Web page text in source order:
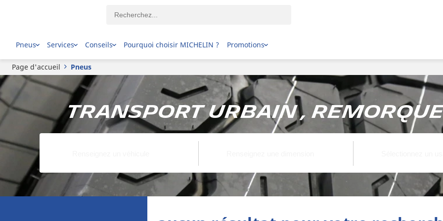
Pneus Services Conseils Pourquoi choisir MICHELIN ? Promotions
Page d'accueil Pneus
Transport Urbain , Remorque ,